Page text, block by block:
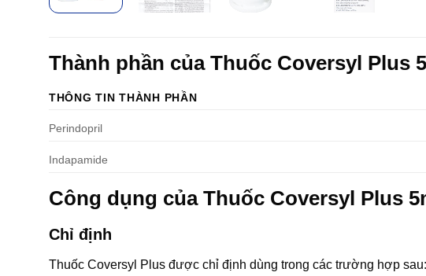
Thành phần của Thuốc Coversyl Plus
THÔNG TIN THÀNH PHẦN
Perindopril
Indapamide
Công dụng của Thuốc Coversyl Plus
Chỉ định
Thuốc Coversyl Plus được chỉ định dùng trong các trường hợp sau: